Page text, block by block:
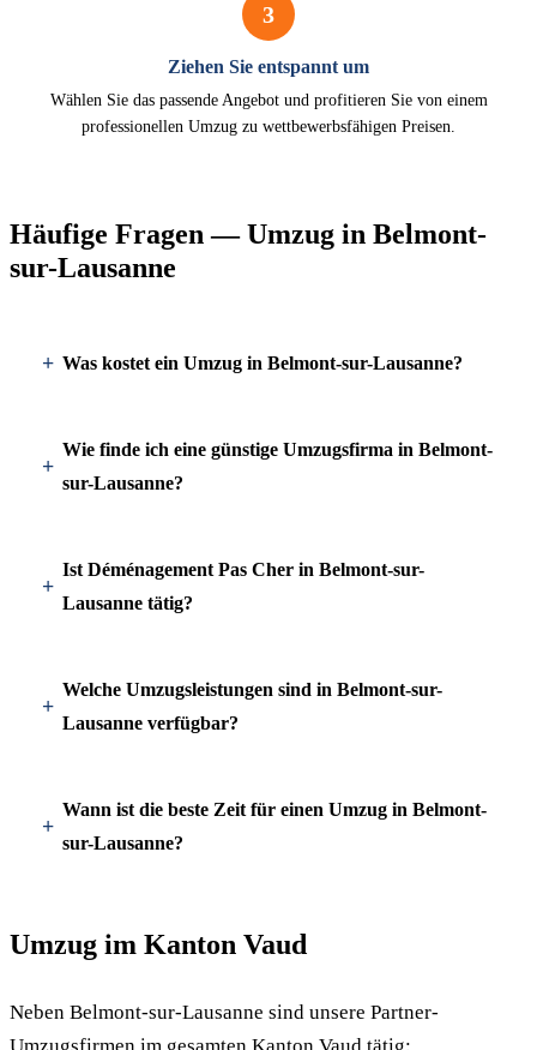
3
Ziehen Sie entspannt um
Wählen Sie das passende Angebot und profitieren Sie von einem
professionellen Umzug zu wettbewerbsfähigen Preisen.
Häufige Fragen — Umzug in Belmont-
sur-Lausanne
Was kostet ein Umzug in Belmont-sur-Lausanne?
Wie finde ich eine günstige Umzugsfirma in Belmont-
sur-Lausanne?
Ist Déménagement Pas Cher in Belmont-sur-
Lausanne tätig?
Welche Umzugsleistungen sind in Belmont-sur-
Lausanne verfügbar?
Wann ist die beste Zeit für einen Umzug in Belmont-
sur-Lausanne?
Umzug im Kanton Vaud
Neben Belmont-sur-Lausanne sind unsere Partner-